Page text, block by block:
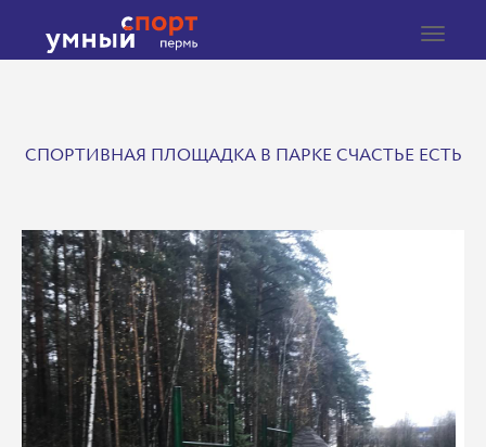
Toggle
СПОРТИВНАЯ ПЛОЩАДКА В ПАРКЕ СЧАСТЬЕ ЕСТЬ